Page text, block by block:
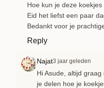
Hoe kun je deze
Eid het liefst een paar
Bedankt voor je
Reply
Najat3 jaar geleden
Hi Asude, altijd
je delen hoe je